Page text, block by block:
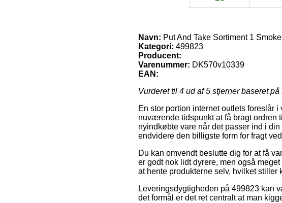
Navn: Put And Take Sortiment 1
Kategori: 499823
Producent:
Varenummer: DK570v10339
EAN:
Vurderet til 4 ud af 5 stjerner baseret på
En stor portion internet outlets foreslår
nuværende tidspunkt at få bragt ordren
nyindkøbte vare når det passer ind i
endvidere den billigste form for fragt
Du kan omvendt beslutte dig for at få
er godt nok lidt dyrere, men også
at hente produkterne selv, hvilket
Leveringsdygtigheden på 499823 kan
det formål er det ret centralt at man